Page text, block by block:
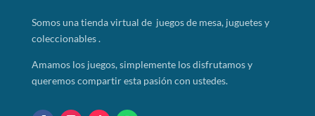
Somosuna tienda virtual de juegos de mesa, juguetes y
coleccionables .
Amamos los juegos, simplemente los disfrutamos y
queremos compartir esta pasión con ustedes.